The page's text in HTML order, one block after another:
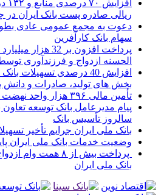
ریالی صادره پست بانک ایران در
دعوت به مجمع عمومی عادی
سهام بانک کارآفرین
پرداخت افزون بر
الحسنه ازدواج و فرزندآوری
افزایش 40 درصدی
بخش های تولید، صادرات و دانش
تأمین مالی ۳۹۶ هزار واحد نهضت ملی توسط بانک مسکن
سالروز تأسیس بانک
بانک ملی ایران جرایم تأخیر
وضعیت خدمات بانک ملی ایران
پرداخت بیش از ۸
بانک ملی ایران